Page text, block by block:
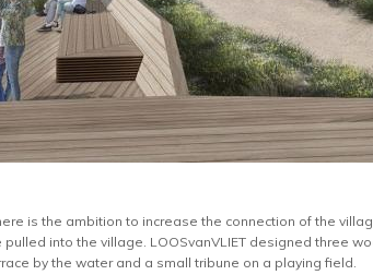
is the ambition to increase the connection of the
into the village. LOOSvanVLIET designed three
by the water and a small tribune on a playing field.